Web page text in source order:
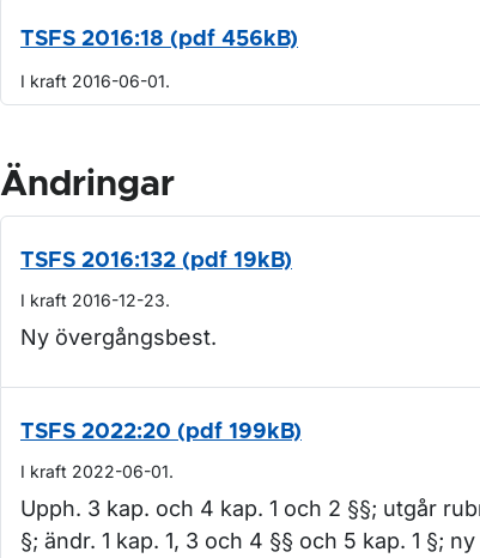
TSFS 2016:18 (pdf 456kB)
I kraft 2016-06-01.
Ändringar
TSFS 2016:132 (pdf 19kB)
I kraft 2016-12-23.
Ny övergångsbest.
TSFS 2022:20 (pdf 199kB)
I kraft 2022-06-01.
Upph. 3 kap. och 4 kap. 1 och 2 §§; utgår
§; ändr. 1 kap. 1, 3 och 4 §§ och 5 kap. 1 §;